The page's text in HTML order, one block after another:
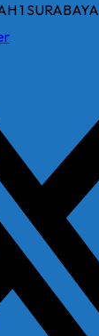
1 SURABAYA